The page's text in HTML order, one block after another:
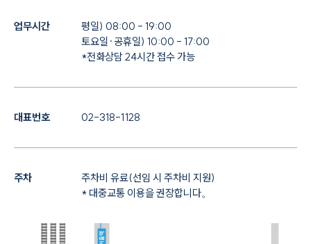
업무시간
평일) 08:00 - 19:00
토요일·공휴일) 10:00 - 17:00
*전화상담 24시간 접수 가능
대표번호 02-318-1128
주차
주차비 유료(선임 시 주차비 지원)
* 대중교통 이용을 권장합니다。